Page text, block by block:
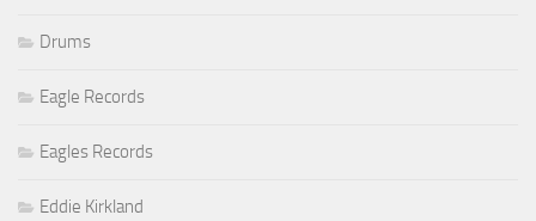
Drums
Eagle Records
Eagles Records
Eddie Kirkland